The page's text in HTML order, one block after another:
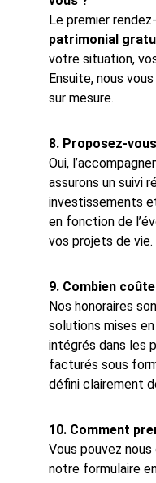
Le premier
patrimonial
votre situation,
Ensuite, nous
sur mesure.
8. Proposez-
Oui,
assurons un suivi
investissements
en fonction de
vos projets de vie.
9. Combien
Nos honoraires
solutions mises
intégrés dans les
facturés sous
défini clairement
10. Comment
Vous pouvez
notre formulaire